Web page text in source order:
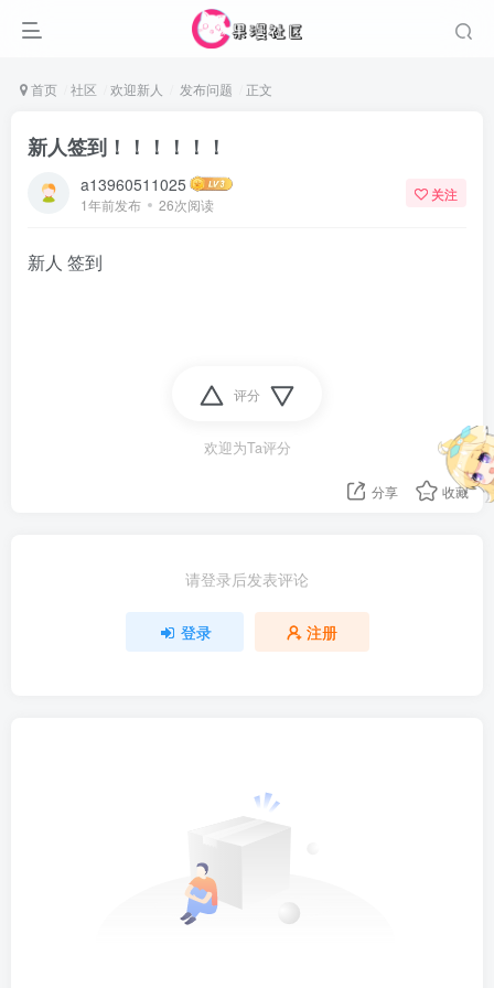
首页 社区 欢迎新人 发布问题 正文
新人签到！！！！！！
a13960511025
1年前发布 26次阅读
关注
新人 签到
评分
欢迎为Ta评分
分享 收藏
请登录后发表评论
登录 注册